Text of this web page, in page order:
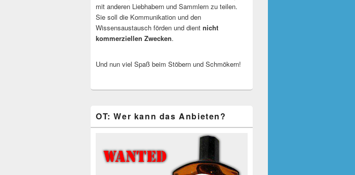
mit anderen Liebhabern und Sammlern zu teilen.
Sie soll die Kommunikation und den
Wissensaustausch förden und dient nicht
kommerziellen Zwecken.
Und nun viel Spaß beim Stöbern und Schmökern!
OT: Wer kann das Anbieten?